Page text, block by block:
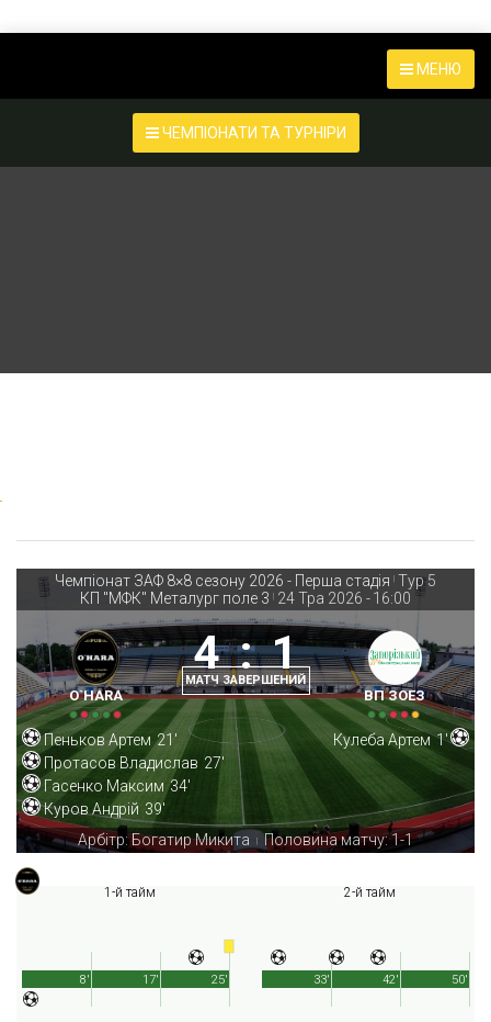
МЕНЮ
ЧЕМПІОНАТИ ТА ТУРНІРИ
Чемпіонат ЗАФ 8×8 сезону 2026 - Перша стадія | Тур 5
КП "МФК" Металург поле 3 | 24 Тра 2026 - 16:00
O`HARA
4 : 1
МАТЧ ЗАВЕРШЕНИЙ
ВП ЗОЕЗ
Пеньков Артем 21'
Протасов Владислав 27'
Гасенко Максим 34'
Куров Андрій 39'
Кулеба Артем 1'
Арбітр: Богатир Микита | Половина матчу: 1-1
1-й тайм
25'
8' 17'
2-й тайм
50'
33' 42'